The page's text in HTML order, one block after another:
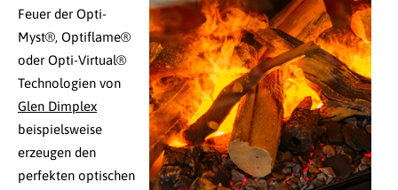
Feuer der Opti-
Myst®, Optiflame®
oder Opti-Virtual®
Technologien von
Glen Dimplex
beispielsweise
erzeugen den
perfekten optischen